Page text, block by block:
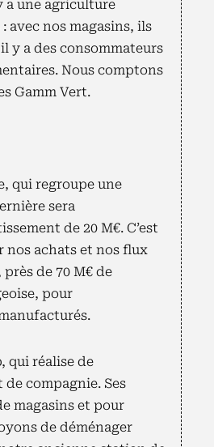
a une agriculture
avec nos magasins, ils
y a des consommateurs
Nous comptons
Gamm Vert.
qui regroupe une
sera
de 20 M€. C’est
nos achats et nos flux
de 70 M€ de
pour
qui réalise de
de compagnie. Ses
magasins et pour
de déménager